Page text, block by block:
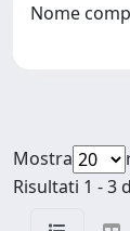
Nome
Mostra
Risultati 1 - 3